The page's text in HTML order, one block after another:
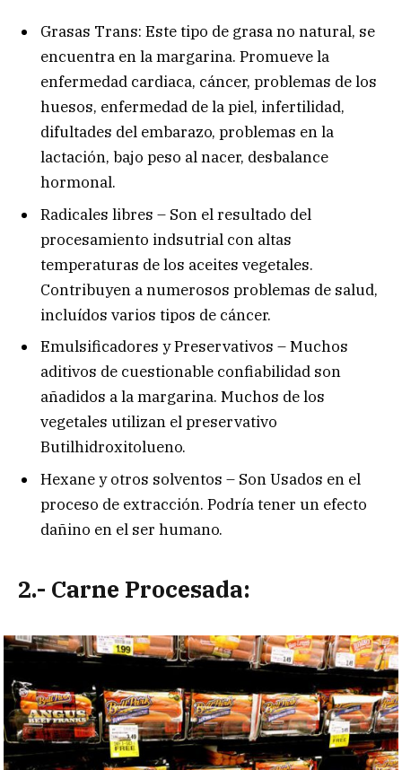
Grasas Trans: Este tipo de grasa no natural, se
encuentra en la margarina. Promueve la
enfermedad cardiaca, cáncer, problemas de los
huesos, enfermedad de la piel, infertilidad,
difultades del embarazo, problemas en la
lactación, bajo peso al nacer, desbalance
hormonal.
Radicales libres – Son el resultado del
procesamiento indsutrial con altas
temperaturas de los aceites vegetales.
Contribuyen a numerosos problemas de salud,
incluídos varios tipos de cáncer.
Emulsificadores y Preservativos – Muchos
aditivos de cuestionable confiabilidad son
añadidos a la margarina. Muchos de los
vegetales utilizan el preservativo
Butilhidroxitolueno.
Hexane y otros solventos – Son Usados en el
proceso de extracción. Podría tener un efecto
dañino en el ser humano.
2.- Carne Procesada: